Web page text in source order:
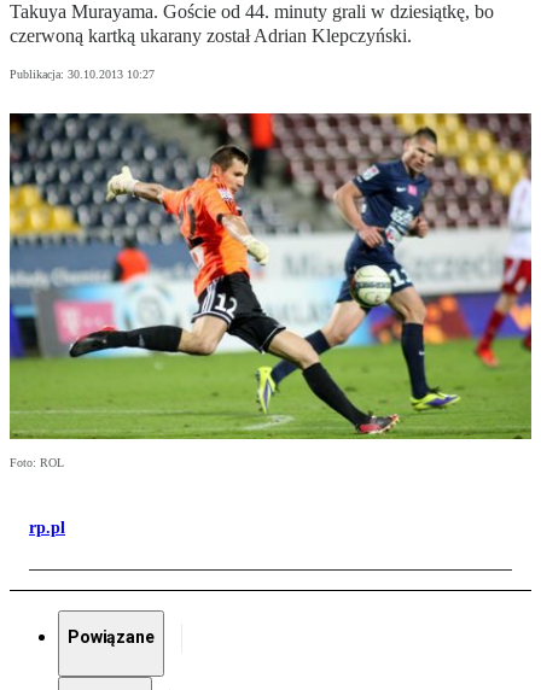
Takuya Murayama. Goście od 44. minuty grali w dziesiątkę, bo
czerwoną kartką ukarany został Adrian Klepczyński.
Publikacja: 30.10.2013 10:27
Foto: ROL
rp.pl
Powiązane